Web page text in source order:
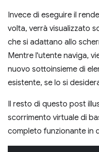
Invece di eseguire il
volta, verrà visualizzato
che si adattano allo
Mentre l'utente naviga,
nuovo sottoinsieme di
esistente, se lo si
Il resto di questo post
scorrimento virtuale di
completo funzionante in